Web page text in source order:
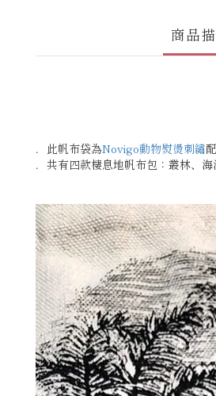
商品
．此帆布袋為Novigo動物熨燙刺繡
．共有四款棲息地帆布包：叢林、